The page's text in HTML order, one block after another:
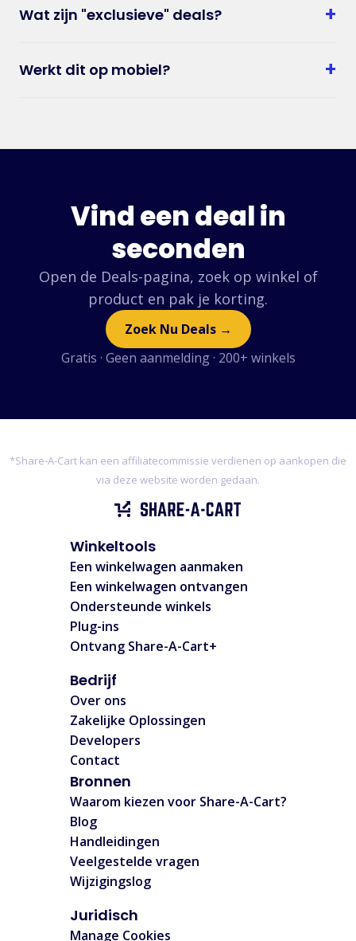
Wat zijn "exclusieve" deals? +
Werkt dit op mobiel? +
Vind een deal in
seconden
Open de Deals-pagina, zoek op winkel of
product en pak je korting.
Zoek Nu Deals →
Gratis · Geen aanmelding · 200+ winkels
*Share-A-Cart kan een affiliatecommissie verdienen op aankopen die
via deze website worden gedaan.
Winkeltools
Een winkelwagen aanmaken
Een winkelwagen ontvangen
Ondersteunde winkels
Plug-ins
Ontvang Share-A-Cart+
Bedrijf
Over ons
Zakelijke Oplossingen
Developers
Contact
Bronnen
Waarom kiezen voor Share-A-Cart?
Blog
Handleidingen
Veelgestelde vragen
Wijzigingslog
Juridisch
Manage Cookies